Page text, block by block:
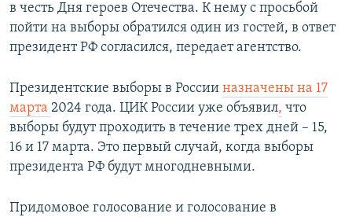
в честь Дня героев Отечества. К нему с просьбой
пойти на выборы обратился один из гостей, в ответ
президент РФ согласился, передает агентство.
Президентские выборы в России назначены на 17
марта 2024 года. ЦИК России уже объявил, что
выборы будут проходить в течение трех дней – 15,
16 и 17 марта. Это первый случай, когда выборы
президента РФ будут многодневными.
Придомовое голосование и голосование в